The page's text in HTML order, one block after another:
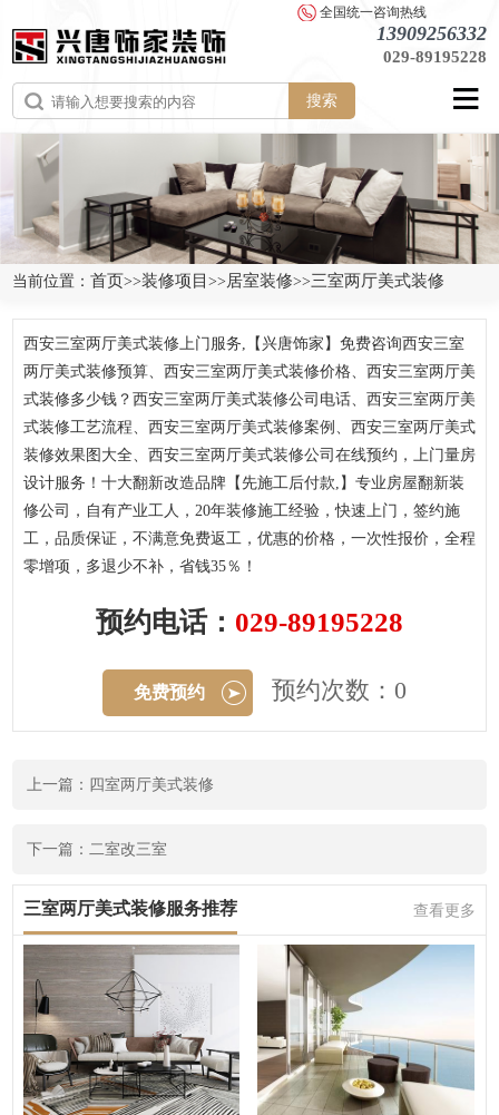
全国统一咨询热线
13909256332
029-89195228
搜索
当前位置：首页>>装修项目>>居室装修>>三室两厅美式装修
西安三室两厅美式装修上门服务,【兴唐饰家】免费咨询西安三室
两厅美式装修预算、西安三室两厅美式装修价格、西安三室两厅美
式装修多少钱？西安三室两厅美式装修公司电话、西安三室两厅美
式装修工艺流程、西安三室两厅美式装修案例、西安三室两厅美式
装修效果图大全、西安三室两厅美式装修公司在线预约，上门量房
设计服务！十大翻新改造品牌【先施工后付款,】专业房屋翻新装
修公司，自有产业工人，20年装修施工经验，快速上门，签约施
工，品质保证，不满意免费返工，优惠的价格，一次性报价，全程
零增项，多退少不补，省钱35％！
预约电话： 029-89195228
免费预约 预约次数：0
上一篇：四室两厅美式装修
下一篇：二室改三室
三室两厅美式装修服务推荐 查看更多